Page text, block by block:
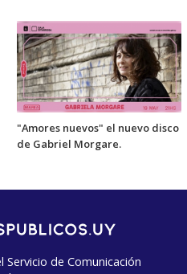
"Amores nuevos" el nuevo disco
de Gabriel Morgare.
de Comunicación